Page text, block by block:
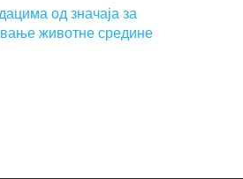
од значаја за
животне средине